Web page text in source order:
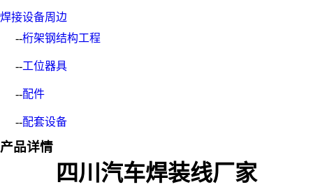
焊接设备周边
--桁架钢结构工程
--工位器具
--配件
--配套设备
产品详情
四川汽车焊装线厂家